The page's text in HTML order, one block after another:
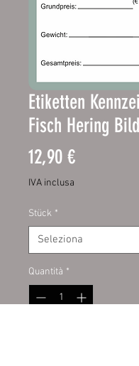
Etiketten
Fisch Hering Bild
12,90 €Prezzo
IVA inclusa
Stück *
Quantità *